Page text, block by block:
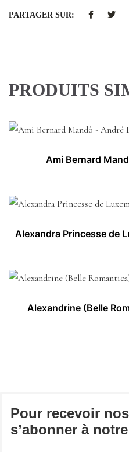
PARTAGER SUR:
PRODUITS
Ami Bernard
Alexandra Princesse de
Alexandrine (Belle
Pour recevoir
s’abonner à